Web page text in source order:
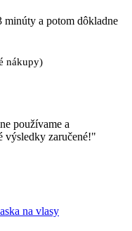
minúty a potom dôkladne
nákupy)
používame a
výsledky zaručené!"